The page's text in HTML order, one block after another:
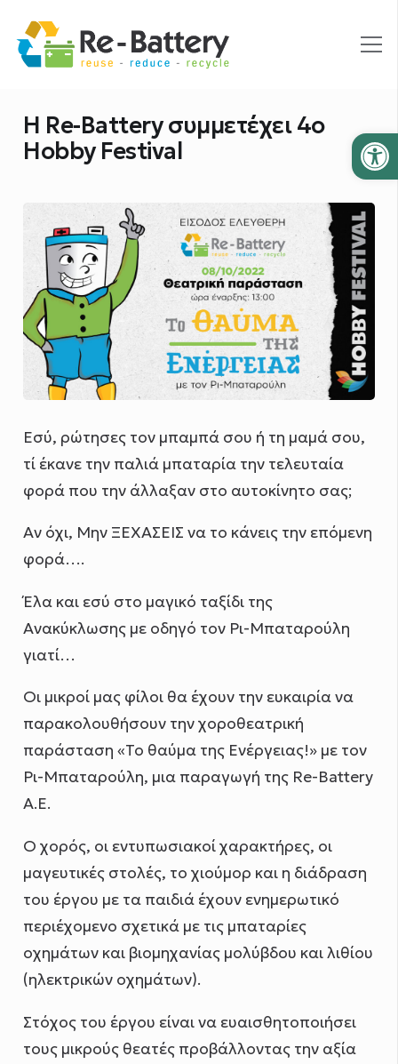
H Re-Battery συμμετέχει 4ο
Hobby Festival
Εσύ, ρώτησες τον μπαμπά σου ή τη μαμά σου,
τί έκανε την παλιά μπαταρία την τελευταία
φορά που την άλλαξαν στο αυτοκίνητο σας;
Αν όχι, Μην ΞΕΧΑΣΕΙΣ να το κάνεις την επόμενη
φορά….
Έλα και εσύ στο μαγικό ταξίδι της
Ανακύκλωσης με οδηγό τον Ρι-Μπαταρούλη
γιατί…
Οι μικροί μας φίλοι θα έχουν την ευκαιρία να
παρακολουθήσουν την χοροθεατρική
παράσταση «Το θαύμα της Ενέργειας!» με τον
Ρι-Μπαταρούλη, μια παραγωγή της Re-Battery
A.E.
Ο χορός, οι εντυπωσιακοί χαρακτήρες, οι
μαγευτικές στολές, το χιούμορ και η διάδραση
του έργου με τα παιδιά έχουν ενημερωτικό
περιέχομενο σχετικά με τις μπαταρίες
οχημάτων και βιομηχανίας μολύβδου και λιθίου
(ηλεκτρικών οχημάτων).
Στόχος του έργου είναι να ευαισθητοποιήσει
τους μικρούς θεατές προβάλλοντας την αξία